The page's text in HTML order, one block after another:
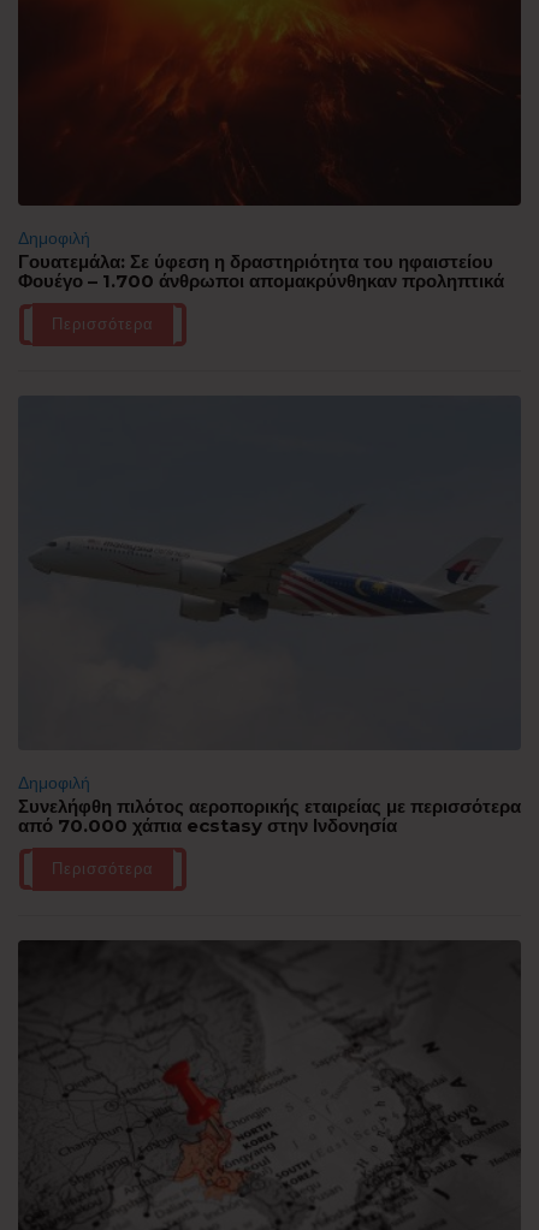
Δημοφιλή
Γουατεμάλα: Σε ύφεση η δραστηριότητα του ηφαιστείου
Φουέγο – 1.700 άνθρωποι απομακρύνθηκαν προληπτικά
Περισσότερα
Δημοφιλή
Συνελήφθη πιλότος αεροπορικής εταιρείας με περισσότερα
από 70.000 χάπια ecstasy στην Ινδονησία
Περισσότερα